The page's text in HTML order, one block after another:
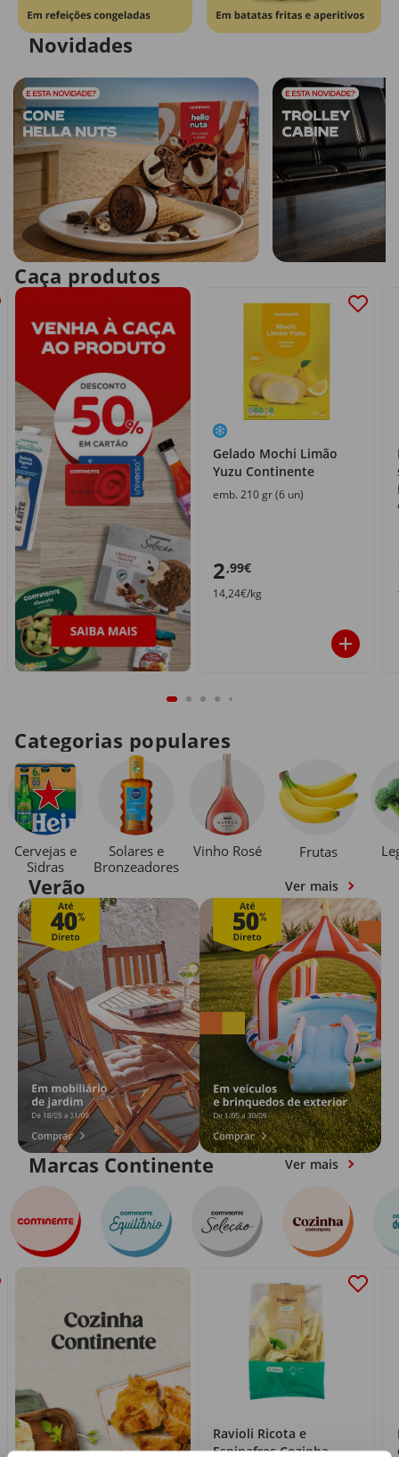
Novidades
Caça produtos
Gelado Mochi Limão
Yuzu Continente
emb. 210 gr (6 un)
2,99€
14,24€/kg
Categorias populares
Cervejas e
Sidras
Solares e
Bronzeadores
Vinho Rosé Frutas
Verão Ver mais
Marcas Continente Ver mais
Ravioli Ricota e
Espinafres Cozinha